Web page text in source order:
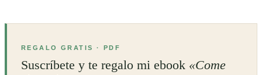
REGALO GRATIS · PDF
Suscríbete y te regalo mi ebook «Come